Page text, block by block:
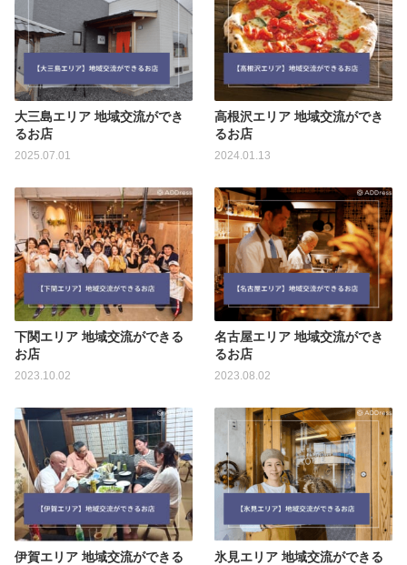
大三島エリア 地域交流ができ
るお店
2025.07.01
高根沢エリア 地域交流ができ
るお店
2024.01.13
下関エリア 地域交流ができる
お店
2023.10.02
名古屋エリア 地域交流ができ
るお店
2023.08.02
伊賀エリア 地域交流ができる
氷見エリア 地域交流ができる